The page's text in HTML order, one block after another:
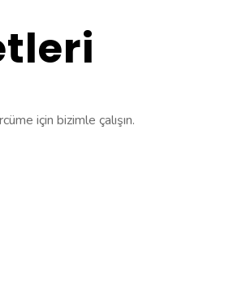
için bizimle çalışın.